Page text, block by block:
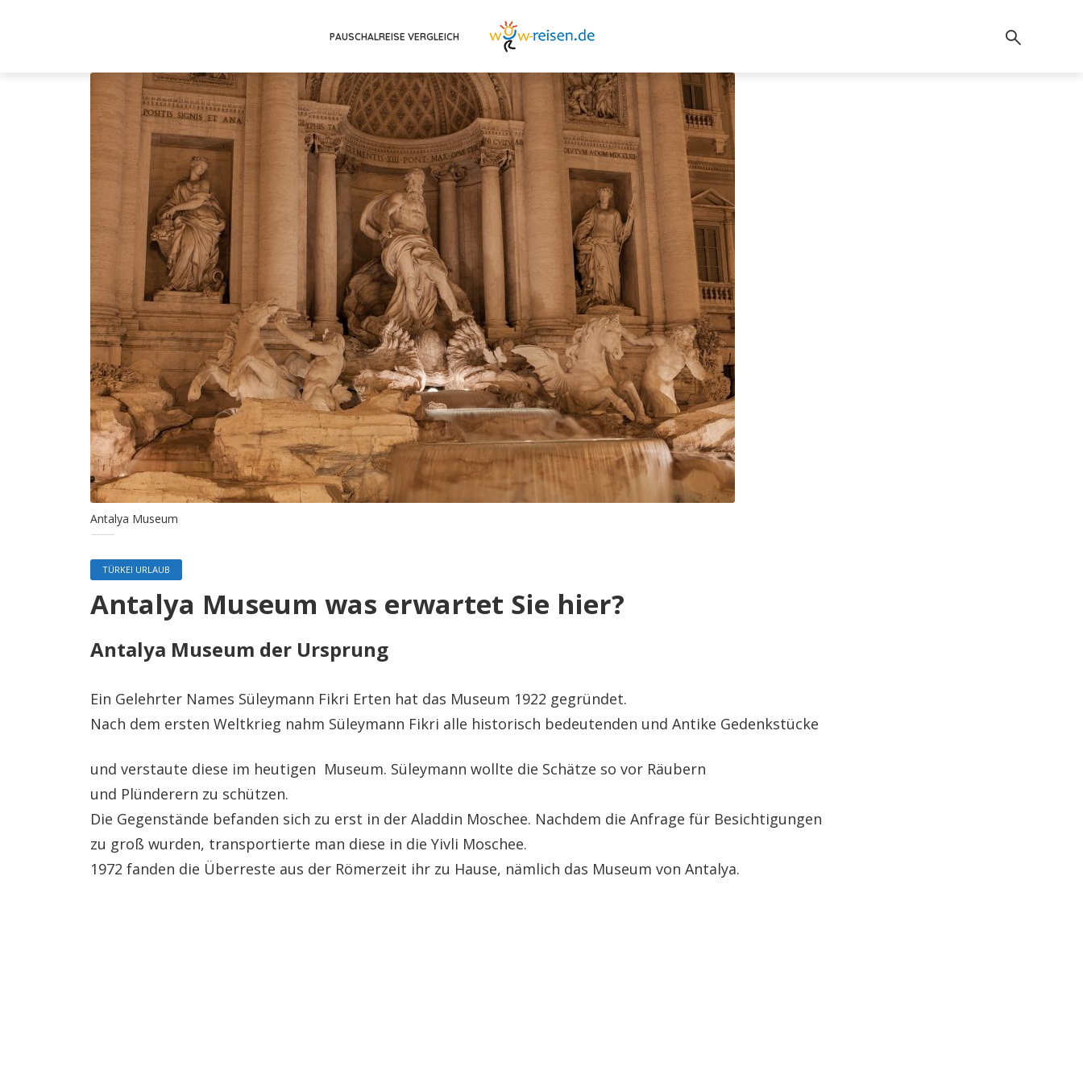
PAUSCHALREISE VERGLEICH
Antalya Museum
TÜRKEI URLAUB
Antalya Museum was erwartet Sie hier?
Antalya Museum der Ursprung
Ein Gelehrter Names Süleymann Fikri Erten hat das Museum 1922 gegründet.
Nach dem ersten Weltkrieg nahm Süleymann Fikri alle historisch bedeutenden und Antike Gedenkstücke
und verstaute diese im heutigen Museum. Süleymann wollte die Schätze so vor Räubern
und Plünderern zu schützen.
Die Gegenstände befanden sich zu erst in der Aladdin Moschee. Nachdem die Anfrage für Besichtigungen
zu groß wurden, transportierte man diese in die Yivli Moschee.
1972 fanden die Überreste aus der Römerzeit ihr zu Hause, nämlich das Museum von Antalya.